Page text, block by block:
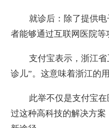
就诊后：除了提供
者能够通过互联网医院等
支付宝表示，浙江
诊儿”。这意味着浙江的
此举不仅是支付宝
过这种高科技的解决方